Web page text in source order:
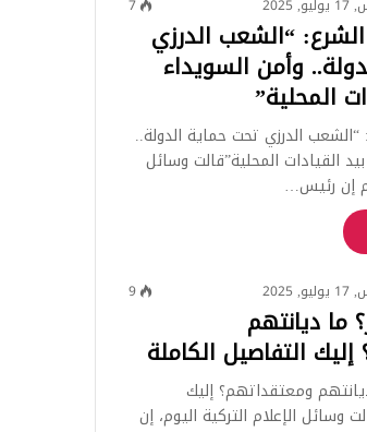
7
“الشعب الدرزي
وأمن السويداء
المحلية”
الدرزي تحت حماية الدولة..
القيادات المحلية”قالت وسائل
إن رئيس…
9
ما ديانتهم
التفاصيل الكاملة
ومعتقداتهم؟ إليك
وسائل الإعلام التركية اليوم، إن